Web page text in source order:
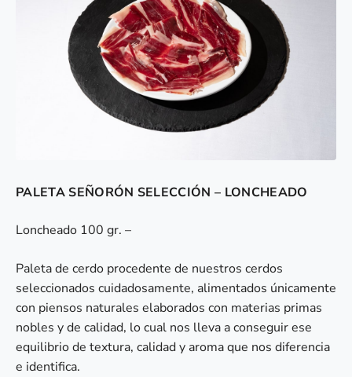
PALETA SEÑORÓN SELECCIÓN – LONCHEADO
Loncheado 100 gr. –
Paleta de cerdo procedente de nuestros cerdos
seleccionados cuidadosamente, alimentados únicamente
con piensos naturales elaborados con materias primas
nobles y de calidad, lo cual nos lleva a conseguir ese
equilibrio de textura, calidad y aroma que nos diferencia
e identifica.